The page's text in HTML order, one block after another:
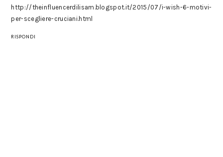
http://theinfluencerdilisam.blogspot.it/2015/07/i-wish-6-motivi-
per-scegliere-cruciani.html
RISPONDI